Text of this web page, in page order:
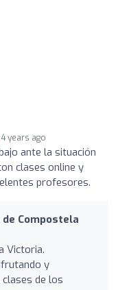
4 years ago
ante la situación
clases online y
profesores.
Compostela
Victoria.
y
de los